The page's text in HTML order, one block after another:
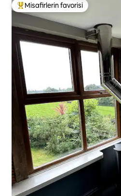
Misafirlerin favorilerinden en
Misafirlerin favorisi